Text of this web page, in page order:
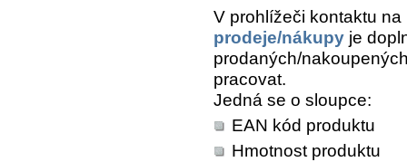
V prohlížeči kontaktu
prodeje/nákupy je
prodaných/
pracovat.
Jedná se o sloupce:
EAN kód produktu
Hmotnost produktu